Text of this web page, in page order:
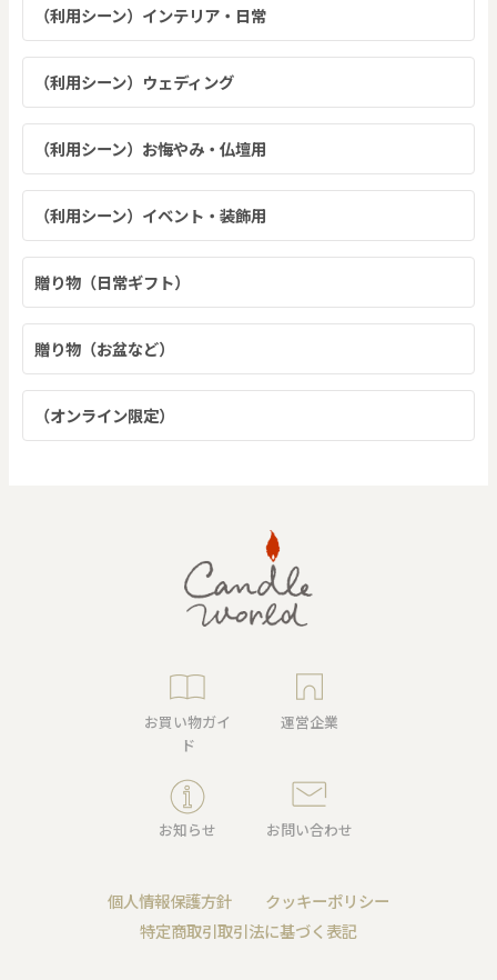
（利用シーン）インテリア・日常
（利用シーン）ウェディング
（利用シーン）お悔やみ・仏壇用
（利用シーン）イベント・装飾用
贈り物（日常ギフト）
贈り物（お盆など）
（オンライン限定）
お買い物ガイ
ド
運営企業
お知らせ お問い合わせ
個人情報保護方針
クッキーポリシー
特定商取引取引法に基づく表記